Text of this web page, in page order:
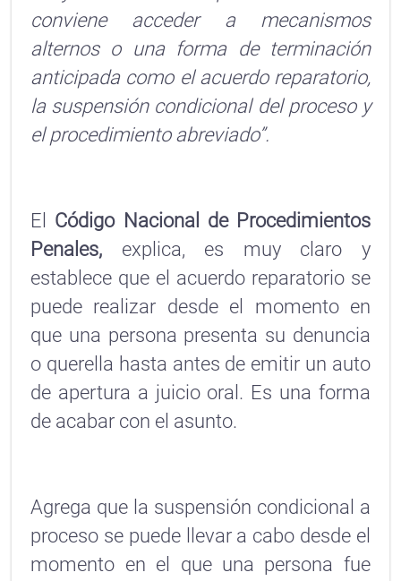
conviene acceder a mecanismos
alternos o una forma de terminación
anticipada como el acuerdo reparatorio,
la suspensión condicional del proceso y
el procedimiento abreviado”.
El Código Nacional de Procedimientos
Penales, explica, es muy claro y
establece que el acuerdo reparatorio se
puede realizar desde el momento en
que una persona presenta su denuncia
o querella hasta antes de emitir un auto
de apertura a juicio oral. Es una forma
de acabar con el asunto.
Agrega que la suspensión condicional a
proceso se puede llevar a cabo desde el
momento en el que una persona fue